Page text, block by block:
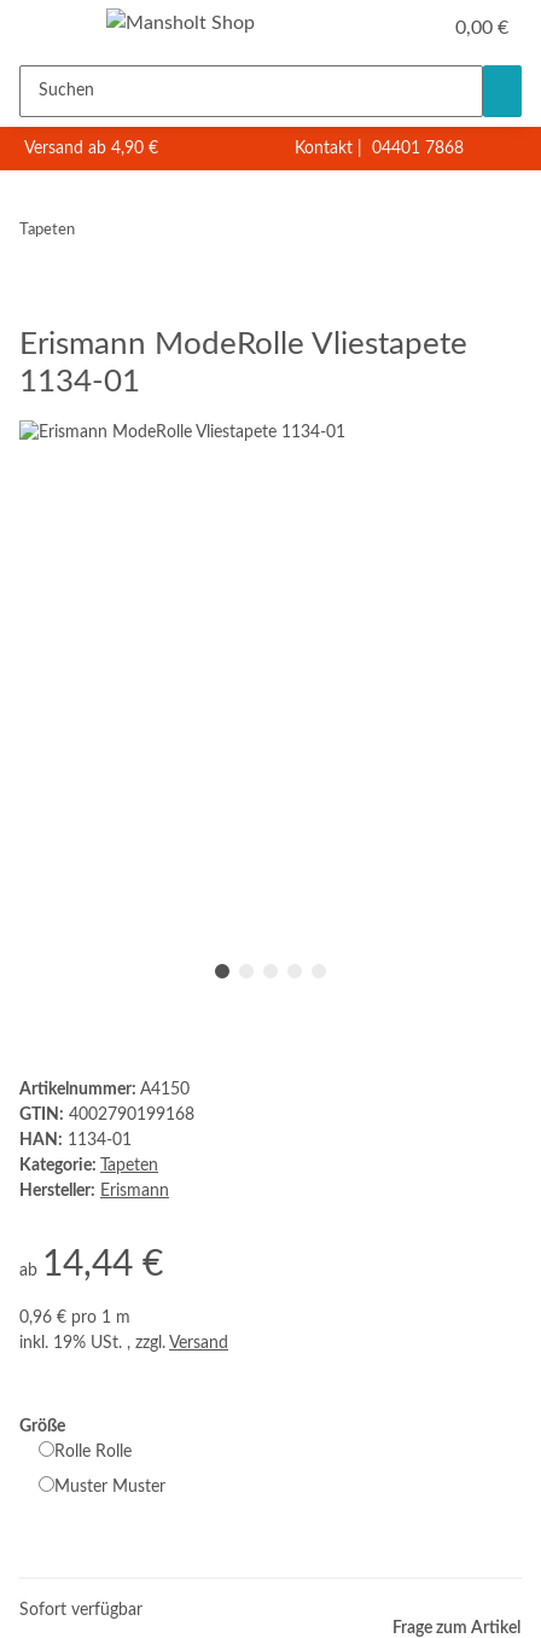
0,00 €
Versand ab 4,90 € Kontakt 04401 7868
Tapeten
Erismann ModeRolle Vliestapete
1134-01
Artikelnummer: A4150
GTIN: 4002790199168
HAN: 1134-01
Kategorie:
Tapeten
Hersteller: Erismann
ab 14,44 €
0,96 € pro 1 m
inkl. 19% USt. , zzgl. Versand
Größe
Rolle Rolle
Muster Muster
Sofort verfügbar
Frage zum Artikel